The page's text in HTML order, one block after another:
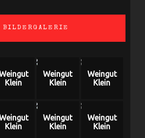
BILDERGALERIE
Klein
Weingut
Klein
Weingut
Klein
Klein
Weingut
Klein
Weingut
Klein